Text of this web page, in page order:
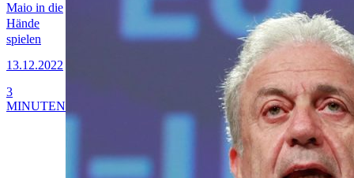
Maio in die
Hände
spielen
13.12.2022
3
MINUTEN